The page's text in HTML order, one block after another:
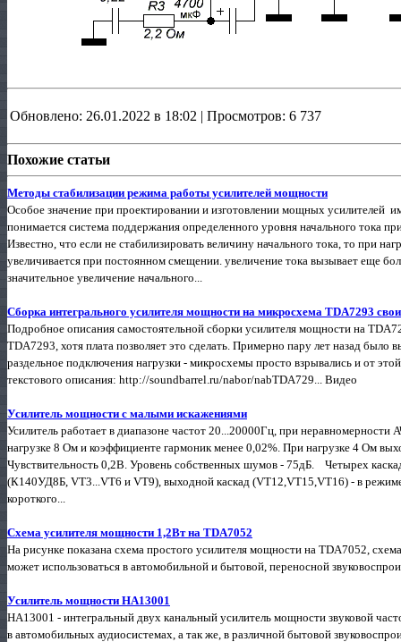
Обновлено: 26.01.2022 в 18:02 | Просмотров: 6 737
Похожие статьи
Методы стабилизации режима работы усилителей мощности
Особое значение при проектировании и изготовлении мощных усилителей
понимается система поддержания определенного уровня начального тока
Известно, что если не стабилизировать величину начального тока, то при
увеличивается при постоянном смещении. увеличение тока вызывает еще
значительное увеличение начального...
Сборка интегрального усилителя мощности на микросхема TDA7293
Подробное описания самостоятельной сборки усилителя мощности на
TDA7293, хотя плата позволяет это сделать. Примерно пару лет назад
раздельное подключения нагрузки - микросхемы просто взрывались и от
текстового описания: http://soundbarrel.ru/nabor/nabTDA729... Видео
Усилитель мощности с малыми искажениями
Усилитель работает в диапазоне частот 20...20000Гц, при
нагрузке 8 Ом и коэффициенте гармоник менее 0,02%. При нагрузке 4 Ом
Чувствительность 0,2В. Уровень собственных шумов - 75дБ. Четырех
(К140УД8Б, VT3...VT6 и VT9), выходной каскад (VT12,VT15,VT16) - в
короткого...
Схема усилителя мощности 1,2Вт на TDA7052
На рисунке показана схема простого усилителя мощности на TDA7052,
может использоваться в автомобильной и бытовой, переносной
Усилитель мощности HA13001
HA13001 - интегральный двух канальный усилитель мощности звуковой
в автомобильных аудиосистемах, а так же, в различной бытовой